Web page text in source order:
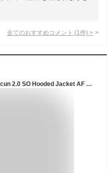
全てのおすすめコメント (1 件) >
MAMMUT(マムート) 【23秋冬】Macun 2.0 SO Hooded Jacket AF Women's XS 0001(black) 1011-00802